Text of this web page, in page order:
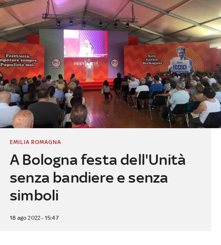
A Bologna festa dell'Unità
senza bandiere e senza
simboli
EMILIA ROMAGNA
18 ago 2022 - 15:47